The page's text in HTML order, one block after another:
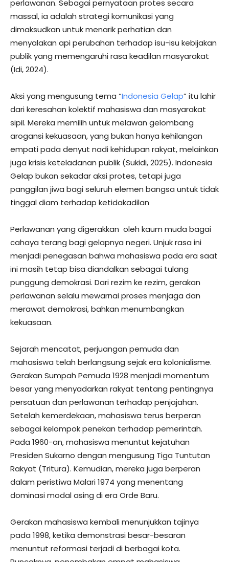
perlawanan. Sebagai pernyataan protes secara
massal, ia adalah strategi komunikasi yang
dimaksudkan untuk menarik perhatian dan
menyalakan api perubahan terhadap isu-isu kebijakan
publik yang memengaruhi rasa keadilan masyarakat
(Idi, 2024).
Aksi yang mengusung tema “Indonesia Gelap” itu lahir
dari keresahan kolektif mahasiswa dan masyarakat
sipil. Mereka memilih untuk melawan gelombang
arogansi kekuasaan, yang bukan hanya kehilangan
empati pada denyut nadi kehidupan rakyat, melainkan
juga krisis keteladanan publik (Sukidi, 2025). Indonesia
Gelap bukan sekadar aksi protes, tetapi juga
panggilan jiwa bagi seluruh elemen bangsa untuk tidak
tinggal diam terhadap ketidakadilan
Perlawanan yang digerakkan oleh kaum muda bagai
cahaya terang bagi gelapnya negeri. Unjuk rasa ini
menjadi penegasan bahwa mahasiswa pada era saat
ini masih tetap bisa diandalkan sebagai tulang
punggung demokrasi. Dari rezim ke rezim, gerakan
perlawanan selalu mewarnai proses menjaga dan
merawat demokrasi, bahkan menumbangkan
kekuasaan.
Sejarah mencatat, perjuangan pemuda dan
mahasiswa telah berlangsung sejak era kolonialisme.
Gerakan Sumpah Pemuda 1928 menjadi momentum
besar yang menyadarkan rakyat tentang pentingnya
persatuan dan perlawanan terhadap penjajahan.
Setelah kemerdekaan, mahasiswa terus berperan
sebagai kelompok penekan terhadap pemerintah.
Pada 1960-an, mahasiswa menuntut kejatuhan
Presiden Sukarno dengan mengusung Tiga Tuntutan
Rakyat (Tritura). Kemudian, mereka juga berperan
dalam peristiwa Malari 1974 yang menentang
dominasi modal asing di era Orde Baru.
Gerakan mahasiswa kembali menunjukkan tajinya
pada 1998, ketika demonstrasi besar-besaran
menuntut reformasi terjadi di berbagai kota.